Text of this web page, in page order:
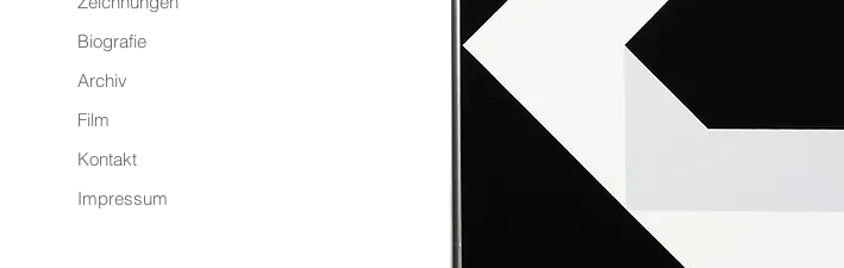
Biografie
Archiv
Film
Kontakt
Impressum